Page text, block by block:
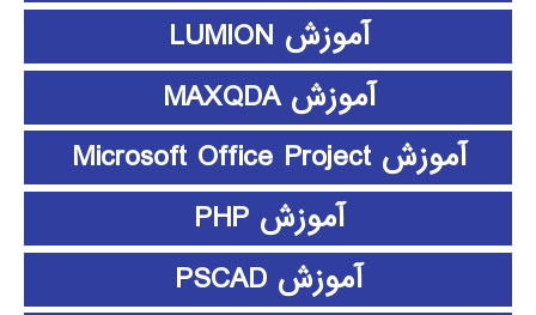
آموزش LUMION
آموزش MAXQDA
آموزش Microsoft Office Project
آموزش PHP
آموزش PSCAD